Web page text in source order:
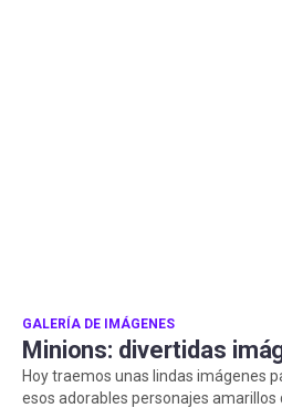
GALERÍA DE IMÁGENES
Minions: divertidas
Hoy traemos unas lindas imágenes
esos adorables personajes amarillos